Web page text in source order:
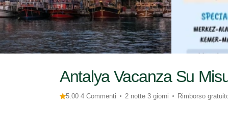
Antalya Vacanza Su
5.00 4 Commenti 2 notte 3 giorni Rimborso